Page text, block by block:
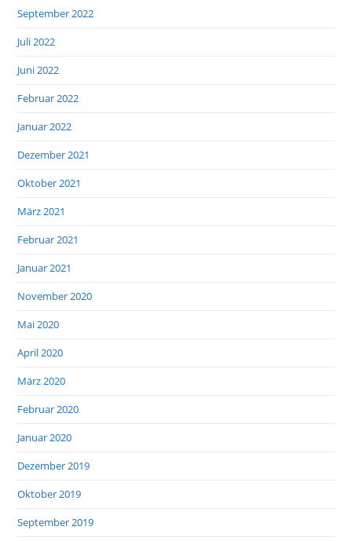
September 2022
Juli 2022
Juni 2022
Februar 2022
Januar 2022
Dezember 2021
Oktober 2021
März 2021
Februar 2021
Januar 2021
November 2020
Mai 2020
April 2020
März 2020
Februar 2020
Januar 2020
Dezember 2019
Oktober 2019
September 2019